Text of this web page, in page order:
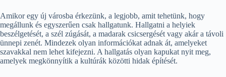
Amikor egy új városba érkezünk, a legjobb, amit tehetünk, hogy
megállunk és egyszerűen csak hallgatunk. Hallgatni a helyiek
beszélgetését, a szél zúgását, a madarak csicsergését vagy akár a távoli
ünnepi zenét. Mindezek olyan információkat adnak át, amelyeket
szavakkal nem lehet kifejezni. A hallgatás olyan kapukat nyit meg,
amelyek megkönnyítik a kultúrák közötti hidak építését.